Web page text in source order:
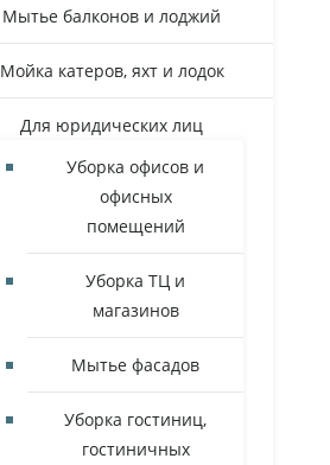
Мытье балконов и лоджий
Мойка катеров, яхт и лодок
Для юридических лиц
Уборка офисов и
офисных
помещений
Уборка ТЦ и
магазинов
Мытье фасадов
Уборка гостиниц,
гостиничных